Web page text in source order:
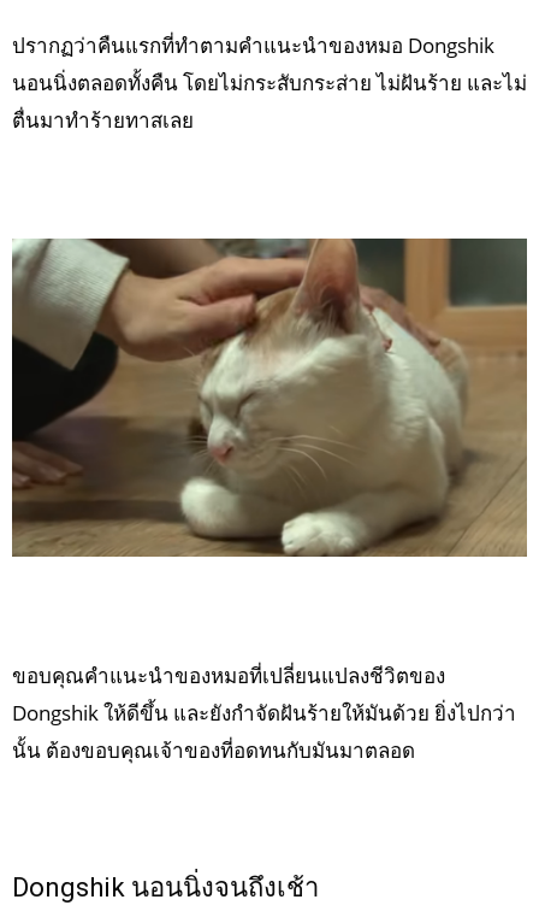
ปรากฏว่าคืนแรกที่ทำตามคำแนะนำของหมอ Dongshik
นอนนิ่งตลอดทั้งคืน โดยไม่กระสับกระส่าย ไม่ฝันร้าย และไม่
ตื่นมาทำร้ายทาสเลย
ขอบคุณคำแนะนำของหมอที่เปลี่ยนแปลงชีวิตของ
Dongshik ให้ดีขึ้น และยังกำจัดฝันร้ายให้มันด้วย ยิ่งไปกว่า
นั้น ต้องขอบคุณเจ้าของที่อดทนกับมันมาตลอด
Dongshik นอนนิ่งจนถึงเช้า